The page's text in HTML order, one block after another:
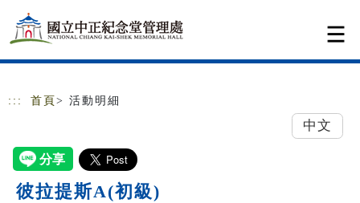
跳到主要內容
網站導覽
::: 首頁 > 活動明細
中文
彼拉提斯A(初級)